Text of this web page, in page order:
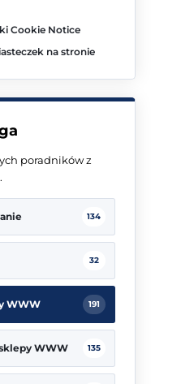
Cookie Notice
na stronie
poradników z
134
32
WWW 191
WWW 135